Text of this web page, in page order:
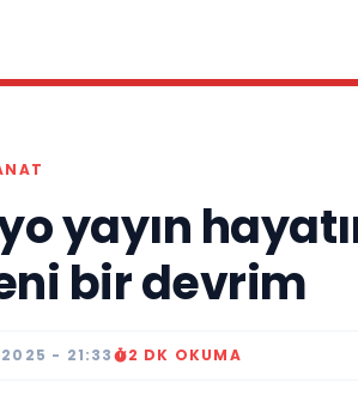
yayın
bir devrim
- 21:33 2 DK OKUMA